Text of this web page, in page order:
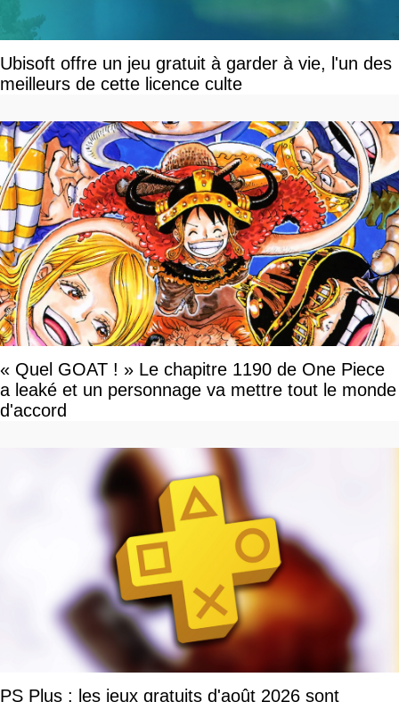
Ubisoft offre un jeu gratuit à garder à vie, l'un des
meilleurs de cette licence culte
« Quel GOAT ! » Le chapitre 1190 de One Piece
a leaké et un personnage va mettre tout le monde
d'accord
PS Plus : les jeux gratuits d'août 2026 sont